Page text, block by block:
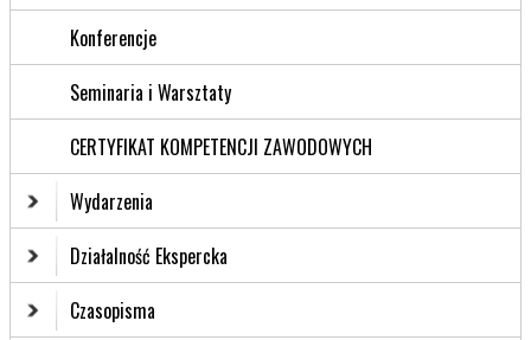
Konferencje
Seminaria i Warsztaty
CERTYFIKAT KOMPETENCJI ZAWODOWYCH
Wydarzenia
Działalność Ekspercka
Czasopisma